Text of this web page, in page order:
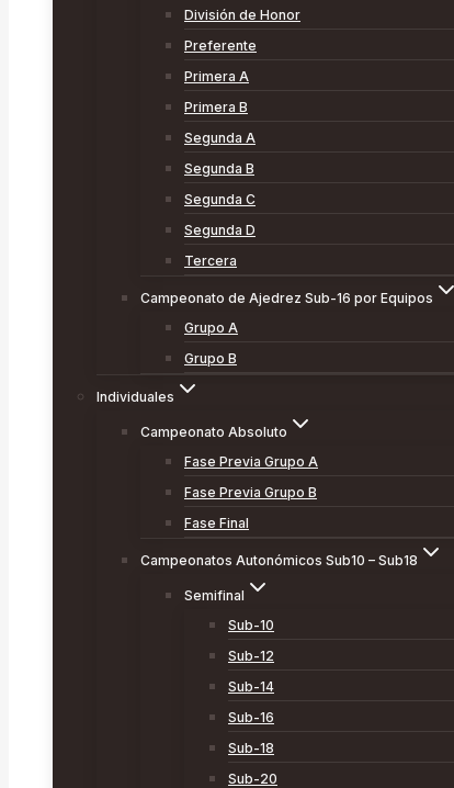
División de Honor
Preferente
Primera A
Primera B
Segunda A
Segunda B
Segunda C
Segunda D
Tercera
Campeonato de Ajedrez Sub-16 por Equipos
Grupo A
Grupo B
Individuales
Campeonato Absoluto
Fase Previa Grupo A
Fase Previa Grupo B
Fase Final
Campeonatos Autonómicos Sub10 – Sub18
Semifinal
Sub-10
Sub-12
Sub-14
Sub-16
Sub-18
Sub-20